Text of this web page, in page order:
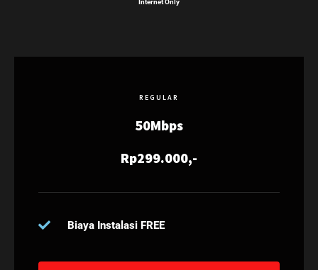
REGULAR
50Mbps
Rp299.000,-
Biaya Instalasi FREE